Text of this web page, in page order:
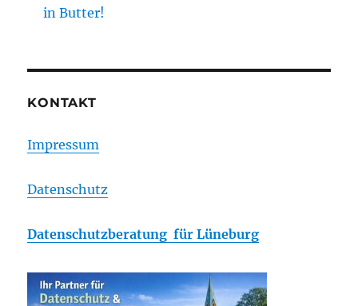
in Butter!
KONTAKT
Impressum
Datenschutz
Datenschutzberatung für Lüneburg